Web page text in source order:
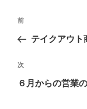
投
ナ
ビ
ゲ
前
の
稿
前
テイクアウト
次
の
次
６月からの営業